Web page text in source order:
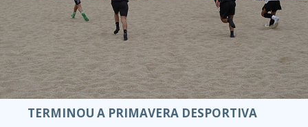
TERMINOU A PRIMAVERA DESPORTIVA